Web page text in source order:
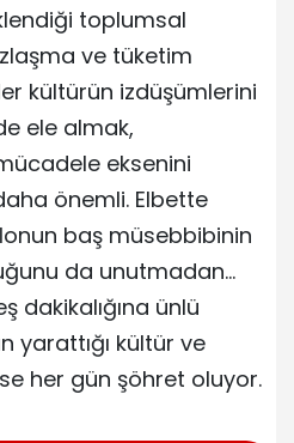
toplumsal
ve tüketim
kültürün izdüşümlerini
ele almak,
eksenini
önemli. Elbette
baş müsebbibinin
da unutmadan…
dakikalığına ünlü
yarattığı kültür ve
her gün şöhret oluyor.